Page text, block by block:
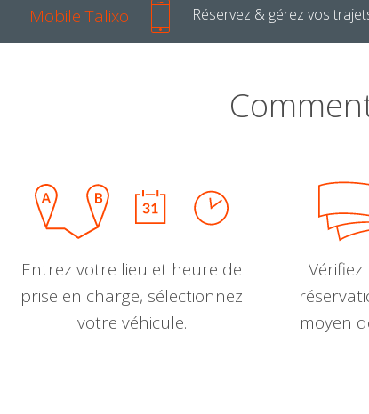
Mobile Talixo Réservez & gérez vos
Entrez votre lieu et heure de
prise en charge, sélectionnez
votre véhicule.
moyen